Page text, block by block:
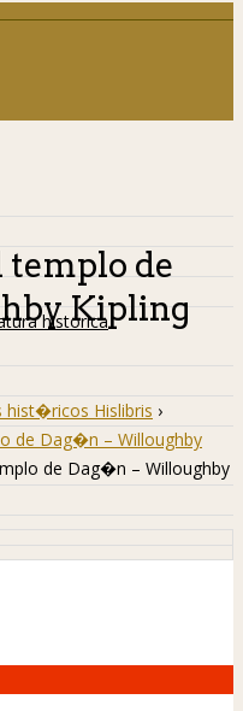
histórica
templo de
Kipling
hist�ricos Hislibris ›
de Dag�n – Willoughby
de Dag�n – Willoughby